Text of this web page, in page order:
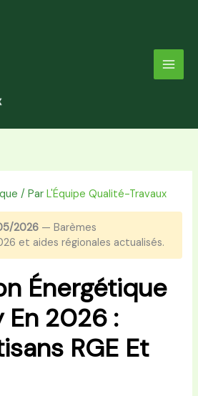
/ ParL'Équipe Qualité-Travaux
2026 — Barèmes
et aides régionales actualisés.
Énergétique
En 2026 :
RGE Et